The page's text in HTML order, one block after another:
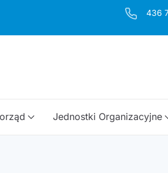
436
Jednostki Organizacyjne